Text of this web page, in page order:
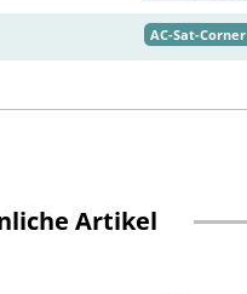
AC-Sat-Corner
Artikel